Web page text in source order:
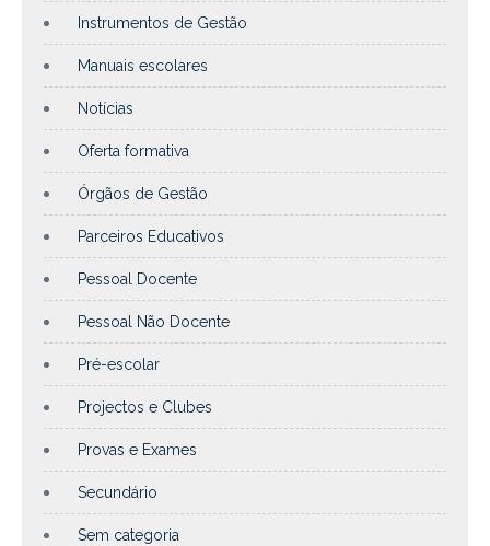
Instrumentos de Gestão
Manuais escolares
Notícias
Oferta formativa
Órgãos de Gestão
Parceiros Educativos
Pessoal Docente
Pessoal Não Docente
Pré-escolar
Projectos e Clubes
Provas e Exames
Secundário
Sem categoria